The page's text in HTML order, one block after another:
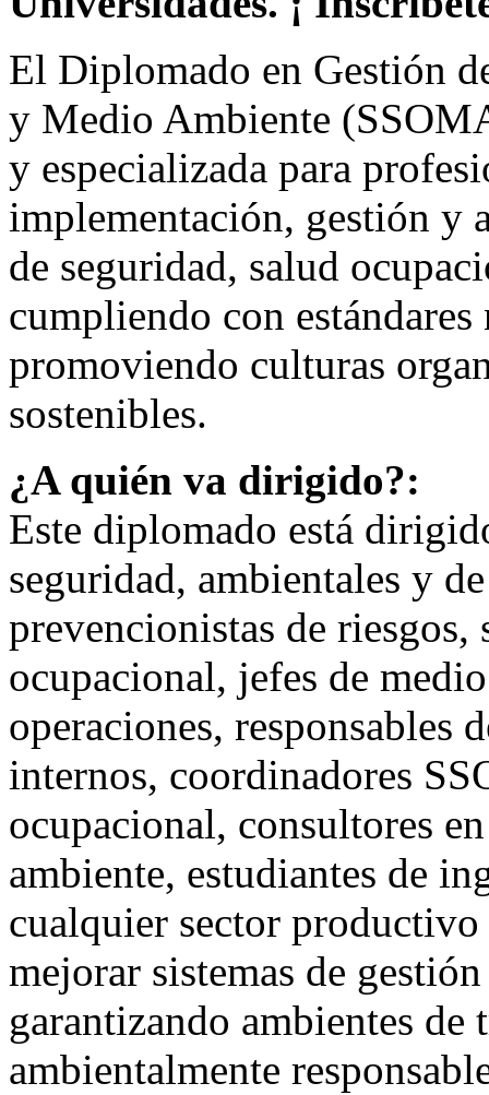
El Diplomado en Gestión
y Medio Ambiente
y especializada para
implementación, gestión y
de seguridad, salud
cumpliendo con
promoviendo culturas
sostenibles.
¿A quién va dirigido?:
Este diplomado está
seguridad, ambientales y
prevencionistas de
ocupacional, jefes de
operaciones, responsables
internos, coordinadores
ocupacional, consultores
ambiente, estudiantes de
cualquier sector
mejorar sistemas de
garantizando ambientes de
ambientalmente